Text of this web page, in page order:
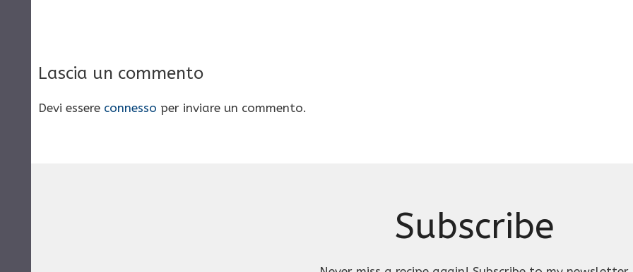
Lascia un commento
Devi essere connesso per inviare un commento.
Subscribe